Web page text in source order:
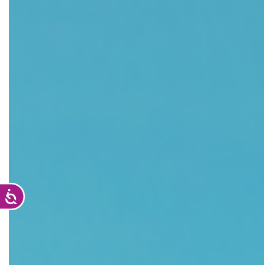
Accesibilidad